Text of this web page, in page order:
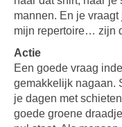
mannen. En je
mijn repertoire… zijn
Actie
Een goede vraag
gemakkelijk nagaan.
je dagen met
goede groene